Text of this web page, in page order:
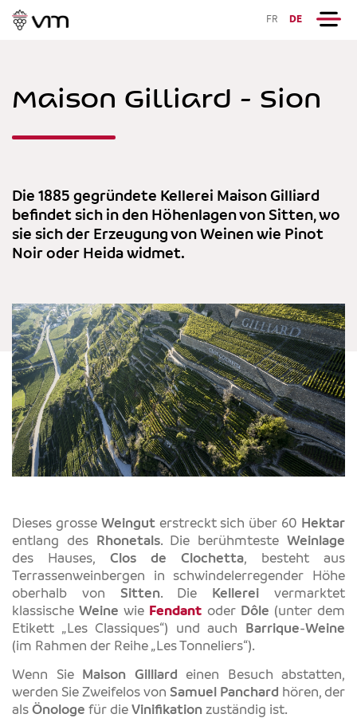
FR DE
Maison Gilliard - Sion
Die 1885 gegründete Kellerei Maison Gilliard
befindet sich in den Höhenlagen von Sitten, wo
sie sich der Erzeugung von Weinen wie Pinot
Noir oder Heida widmet.
Dieses grosse Weinguterstreckt sich über 60 Hektar
entlang des Rhonetals. Die berühmtesteWeinlage
des Hauses, Clos de Clochetta, besteht aus
Terrassenweinbergen in schwindelerregender Höhe
oberhalb von Sitten. Die Kellerei vermarktet
klassischeWeine wie Fendant oder Dôle (unter dem
Etikett „Les Classiques“) und auch Barrique-Weine
(im Rahmen der Reihe „Les Tonneliers“).
Wenn Sie
Maison Gilliard einen Besuch abstatten,
werden Sie Zweifelos von Samuel Panchard hören, der
als Önologe für die Vinifikation zuständig ist.